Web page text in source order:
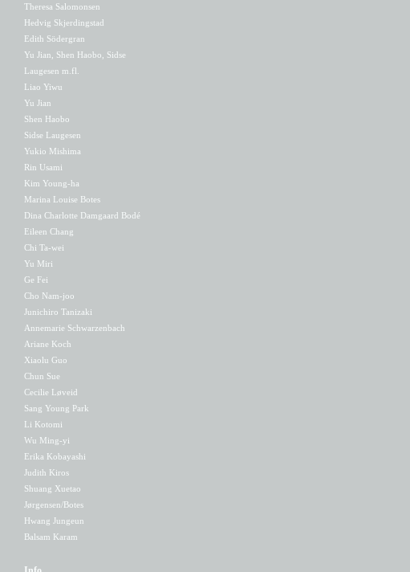
Theresa Salomonsen
Hedvig Skjerdingstad
Edith Södergran
Yu Jian, Shen Haobo, Sidse
Laugesen m.fl.
Liao Yiwu
Yu Jian
Shen Haobo
Sidse Laugesen
Yukio Mishima
Rin Usami
Kim Young-ha
Marina Louise Botes
Dina Charlotte Damgaard Bodé
Eileen Chang
Chi Ta-wei
Yu Miri
Ge Fei
Cho Nam-joo
Junichiro Tanizaki
Annemarie Schwarzenbach
Ariane Koch
Xiaolu Guo
Chun Sue
Cecilie Løveid
Sang Young Park
Li Kotomi
Wu Ming-yi
Erika Kobayashi
Judith Kiros
Shuang Xuetao
Jørgensen/Botes
Hwang Jungeun
Balsam Karam